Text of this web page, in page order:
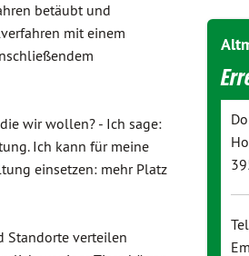
betäubt und
mit einem
wir wollen? - Ich sage:
Ich kann für meine
einsetzen: mehr Platz
Standorte verteilen